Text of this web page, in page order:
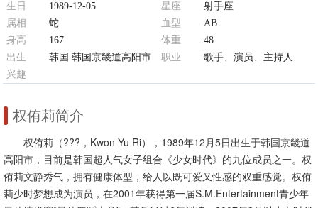
生日
1989-12-05 星座
射手座
属相
蛇 血型
AB
身高
167 体重
48
出生
韩国 韩国京畿道高阳市 职业
歌手、演员、主持人
兴趣
权侑莉简介
权侑莉（???，Kwon Yu Ri），1989年12月5日出生于韩国京畿道
高阳市，目前是韩国超人气女子组合《少女时代》的九位成员之一。权
侑莉文静秀气，拥有健康体型，给人以既可爱又性感的双重感觉。权侑
莉少时梦想成为演员，在2001年获得第一届S.M.Entertainment青少年